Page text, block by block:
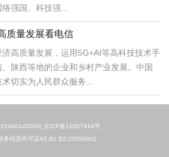
强国、科技强...
质量发展看电信
高质量发展，运用5G+AI等高科技技术手
陕西等地的企业和乡村产业发展。中国
切实为人民群众服务...
11040140060| 京ICP备12007914号
务经营许可证A2.B1.B2-20090001